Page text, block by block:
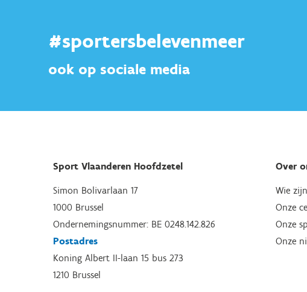
#sportersbelevenmeer
ook op sociale media
Sport Vlaanderen Hoofdzetel
Simon Bolivarlaan 17
1000 Brussel
Ondernemingsnummer: BE 0248.142.826
Postadres
Koning Albert II-laan 15 bus 273
1210 Brussel
Over
Wie
Onze
Onze
Onze